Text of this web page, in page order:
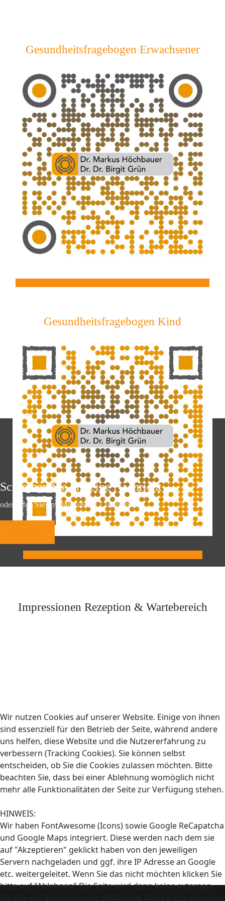
Gesundheitsfragebogen Erwachsener
Gesundheitsfragebogen Kind
Schreiben Sie uns eine Nachricht
oder rufen Sie uns unter 09461 / 1616 an
Impressionen Rezeption & Wartebereich
Wir nutzen Cookies auf unserer Website. Einige von ihnen
sind essenziell für den Betrieb der Seite, während andere
uns helfen, diese Website und die Nutzererfahrung zu
verbessern (Tracking Cookies). Sie können selbst
entscheiden, ob Sie die Cookies zulassen möchten. Bitte
beachten Sie, dass bei einer Ablehnung womöglich nicht
mehr alle Funktionalitäten der Seite zur Verfügung stehen.
HINWEIS:
Wir haben FontAwesome (Icons) sowie Google ReCapatcha
und Google Maps integriert. Diese werden nach dem sie
auf "Akzeptieren" geklickt haben von den jeweiligen
Servern nachgeladen und ggf. ihre IP Adresse an Google
etc. weitergeleitet. Wenn Sie das nicht möchten klicken Sie
bitte auf "Ablehnen" Die Seite wird dann keine externen